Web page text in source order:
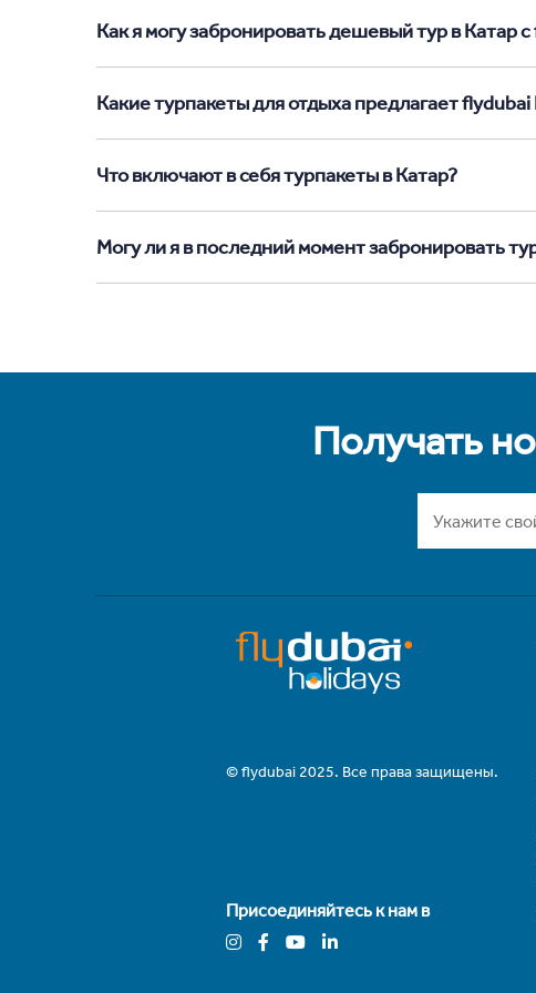
Как я могу забронировать дешевый тур в Катар
Какие турпакеты для отдыха предлагает
Что включают в себя турпакеты в Катар?
Могу ли я в последний момент забронировать
Получать
© flydubai 2025. Все права защищены.
Присоединяйтесь к нам в